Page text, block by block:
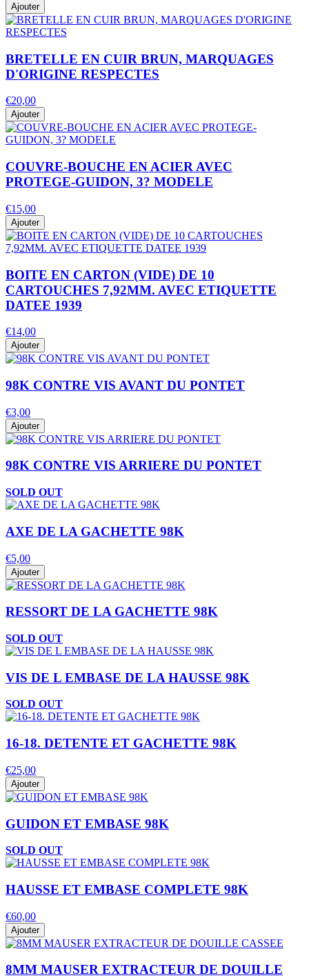
Ajouter
BRETELLE EN CUIR BRUN, MARQUAGES
D'ORIGINE RESPECTES
€20,00
Ajouter
COUVRE-BOUCHE EN ACIER AVEC
PROTEGE-GUIDON, 3? MODELE
€15,00
Ajouter
BOITE EN CARTON (VIDE) DE 10
CARTOUCHES 7,92MM. AVEC ETIQUETTE
DATEE 1939
€14,00
Ajouter
98K CONTRE VIS AVANT DU PONTET
€3,00
Ajouter
98K CONTRE VIS ARRIERE DU PONTET
SOLD OUT
AXE DE LA GACHETTE 98K
€5,00
Ajouter
RESSORT DE LA GACHETTE 98K
SOLD OUT
VIS DE L EMBASE DE LA HAUSSE 98K
SOLD OUT
16-18. DETENTE ET GACHETTE 98K
€25,00
Ajouter
GUIDON ET EMBASE 98K
SOLD OUT
HAUSSE ET EMBASE COMPLETE 98K
€60,00
Ajouter
8MM MAUSER EXTRACTEUR DE DOUILLE